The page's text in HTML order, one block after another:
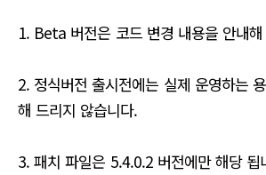
1. Beta 버전은 코드 변경 내용을 안내
2. 정식버전 출시전에는 실제 운영하는
해 드리지 않습니다.
3. 패치 파일은 5.4.0.2 버전에만 해당